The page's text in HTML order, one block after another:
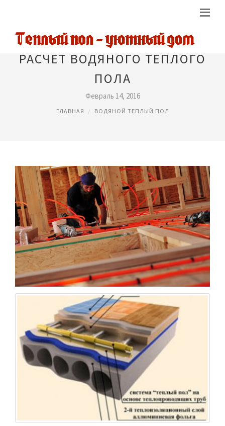
РАСЧЕТ ВОДЯНОГО ТЕПЛОГО
ПОЛА
Февраль 14, 2016
ГЛАВНАЯ ВОДЯНОЙ ТЕПЛЫЙ ПОЛ